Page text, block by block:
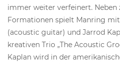
immer weiter verfeinert. Neben
Formationen spielt Manring
(acoustic guitar) und Jarrod
kreativen Trio „The Acoustic
Kaplan wird in der